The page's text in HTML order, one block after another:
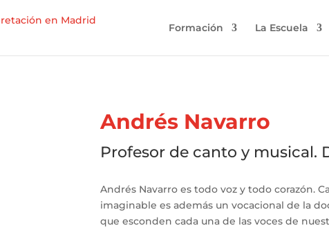
Formación La Escuela
Andrés Navarro
Profesor de canto y musical.
Andrés Navarro es todo voz y todo corazón.
imaginable es además un vocacional de la
que esconden cada una de las voces de